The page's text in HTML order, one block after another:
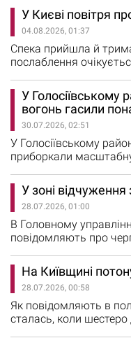
Роставиця тіло
у ГУ ДСНС у
необхідність дістати
Служби порятунку
У Києві повітря
04.08.2026, 01:37
Спека прийшла й
послаблення
температура повітря
градусів. «У Києві 3-
градуси. Далі спека
ймовірне послаблення
У Голосіївському
вогонь гасили
30.07.2026, 02:51
У Голосіївському
приборкали
займання на вулиці
рятувальних служб
повідомили у
словами
поверсі будівлі, яка
У зоні
28.07.2026, 01:00
В Головному
повідомляють про
підстилка. Наразі
служби працюють над
поширення вогню на
основні осередки
фахівці ДСНС
На Київщині
28.07.2026, 00:58
Як повідомляють в
сталась, коли шестеро